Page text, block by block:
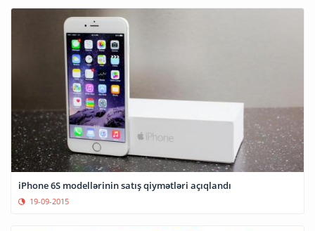
iPhone 6S modellərinin satış qiymətləri açıqlandı
19-09-2015